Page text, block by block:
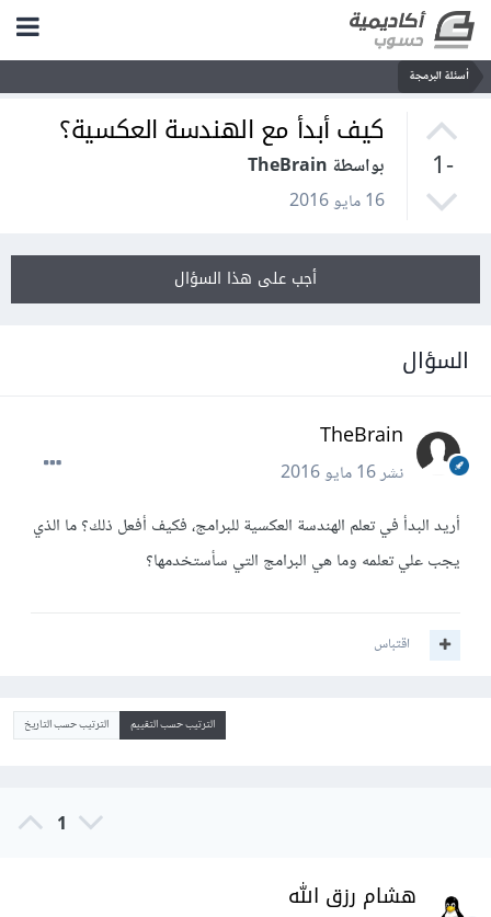
أسئلة البرمجة
-1
كيف أبدأ مع الهندسة العكسية؟
بواسطة TheBrain
16 مايو 2016
أجب على هذا السؤال
السؤال
TheBrain
نشر16 مايو 2016
أريد البدأ في تعلم الهندسة العكسية للبرامج، فكيف أفعل ذلك؟ ما الذي
يجب علي تعلمه وما هي البرامج التي سأستخدمها؟
اقتباس
الترتيب حسب التقييم الترتيب حسب التاريخ
1
هشام رزق الله